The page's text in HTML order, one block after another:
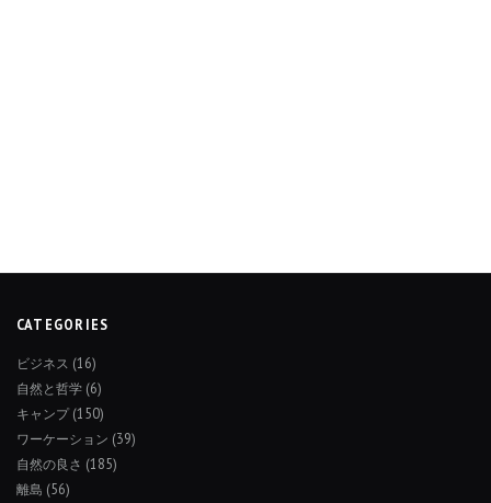
CATEGORIES
ビジネス (16)
自然と哲学 (6)
キャンプ(150)
ワーケーション (39)
自然の良さ (185)
離島 (56)